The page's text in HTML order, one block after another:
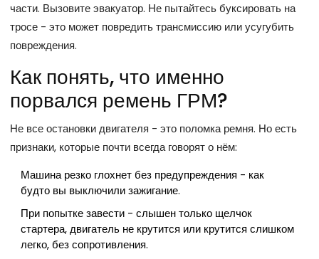
части. Вызовите эвакуатор. Не пытайтесь буксировать на
тросе - это может повредить трансмиссию или усугубить
повреждения.
Как понять, что именно
порвался ремень ГРМ?
Не все остановки двигателя - это поломка ремня. Но есть
признаки, которые почти всегда говорят о нём:
Машина резко глохнет без предупреждения - как
будто вы выключили зажигание.
При попытке завести - слышен только щелчок
стартера, двигатель не крутится или крутится слишком
легко, без сопротивления.